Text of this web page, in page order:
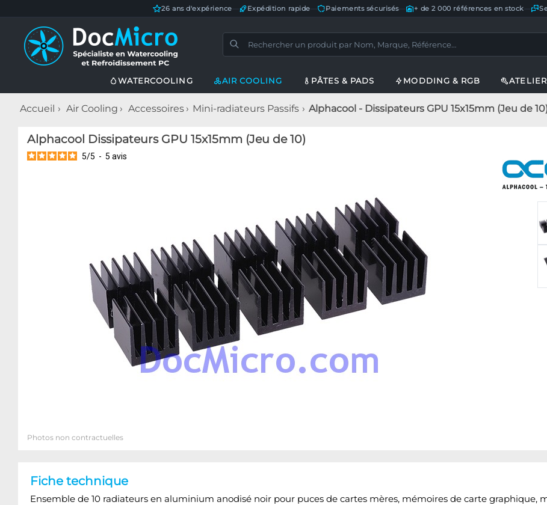
26 ans d'expérience Expédition rapide Paiements sécurisés— + de 2 000 références en stock
WATERCOOLING AIR COOLING PÂTES & PADS MODDING & RGB
Accueil Air Cooling Accessoires Mini-radiateurs Passifs Alphacool - Dissipateurs GPU 15x15mm (Jeu de
Alphacool Dissipateurs GPU 15x15mm (Jeu de 10)
5/5 - 5 avis
Photos non contractuelles
Fiche technique
Ensemble de 10 radiateurs en aluminium anodisé noir pour puces de cartes mères, mémoires de carte graphique,